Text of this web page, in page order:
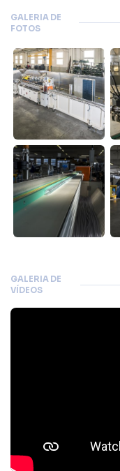
GALERIA DE
FOTOS
GALERIA DE
VÍDEOS